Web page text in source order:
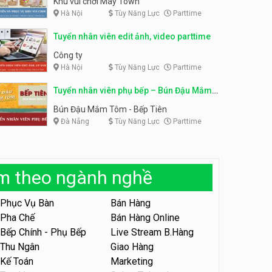
bàn parttime
Tuyển nhân viên tư vấn bán
Shop mỹ phẩm
Tuyển nhân viên bán hàng,
KIBO KIDS
Tuyển nhân viên edit ảnh,
Tuyển nhân viên tiếp thực,
phục vụ bàn
Nhà hàng Phủi Quán
Tuyển nhân viên phục vụ ca
tối – quán kem dừa
Quán kem dừa
Hà Nội Tùy Năng Lực Parttime
Tuyển nhân viên edit ảnh, video parttime
Công ty
Hà Nội Tùy Năng Lực Parttime
Tuyển nhân viên phụ bếp – Bún Đậu Mắm
Tôm – Bếp Tiên
Bún Đậu Mắm Tôm - Bếp Tiên
Đà Nẵng Tùy Năng Lực Parttime
theo ngành nghề
Phục Vụ Bàn
Bán Hàng
Pha Chế
Bán Hàng Online
Bếp Chính - Phụ Bếp
Live Stream B.Hàng
Thu Ngân
Giao Hàng
Kế Toán
Marketing